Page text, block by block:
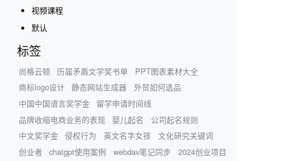
视频课程
默认
标签
尚格云顿 历届矛盾文学奖书单
PPT图表素材大全
商标logo设计
静态网站生成器
外贸如何选品
中国中国语言奖学金
留学申请时间线
品牌收缩电商业务的表现
婴儿起名
公司起名规则
中文奖学金
侵权行为 英文名字女孩
文化研究关键词
创业者
chatgpt使用案例 webdav笔记同步
2024创业项目